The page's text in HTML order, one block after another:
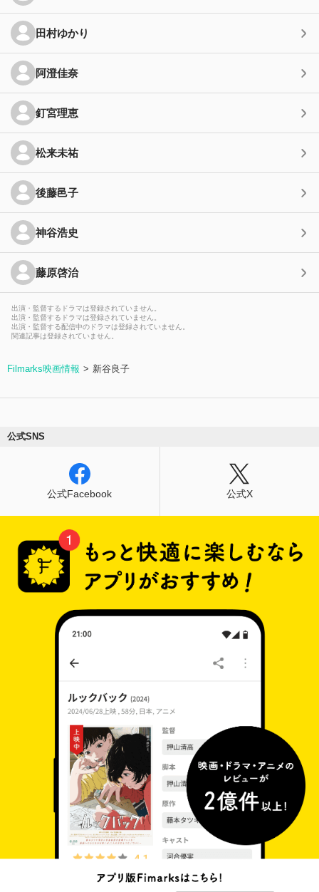
田村ゆかり
阿澄佳奈
釘宮理恵
松来未祐
後藤邑子
神谷浩史
藤原啓治
出演・監督するドラマは登録されていません。
出演・監督するドラマは登録されていません。
出演・監督する配信中のドラマは登録されていません。
関連記事は登録されていません。
Filmarks映画情報 新谷良子
公式SNS
公式Facebook 公式X